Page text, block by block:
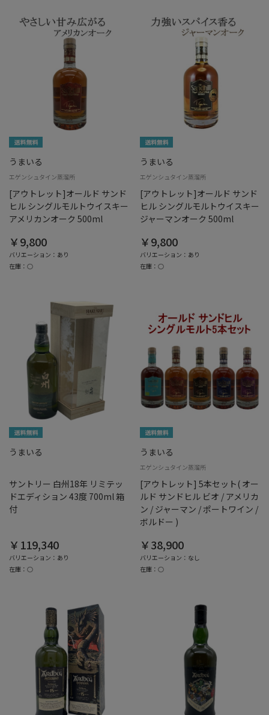
うまいる
エゲンシュタイン蒸溜所
[アウトレット]オールド サンド
ヒル シングルモルトウイスキー
アメリカンオーク 500ml
￥9,800
バリエーション：あり
在庫：○
うまいる
エゲンシュタイン蒸溜所
[アウトレット]オールド サンド
ヒル シングルモルトウイスキー
ジャーマンオーク 500ml
￥9,800
バリエーション：あり
在庫：○
うまいる
サントリー 白州18年 リミテッ
ドエディション 43度 700ml 箱
付
￥119,340
バリエーション：あり
在庫：○
うまいる
エゲンシュタイン蒸溜所
[アウトレット] 5本セット( オー
ルド サンドヒル ビオ / アメリカ
ン / ジャーマン / ポートワイン /
ボルドー )
￥38,900
バリエーション：なし
在庫：○